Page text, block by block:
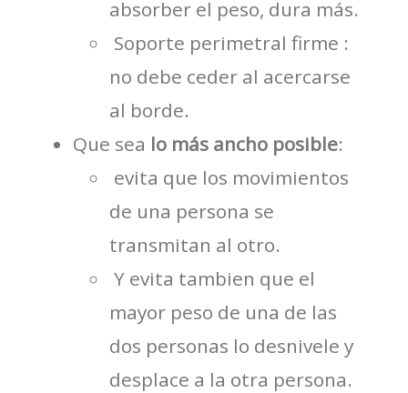
absorber el peso, dura más.
 Soporte perimetral firme :
no debe ceder al acercarse
al borde.
Que sea lo más ancho posible:
 evita que los movimientos
de una persona se
transmitan al otro.
 Y evita tambien que el
mayor peso de una de las
dos personas lo desnivele y
desplace a la otra persona.